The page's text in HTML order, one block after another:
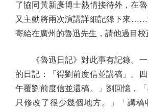
了協同黃新彥博士熱情接待外，在
又主動將兩次演講詳細記錄下來
寄給在廣州的魯迅先生，請他過目校
《魯迅日記》對此事有記錄。一
的日記：「得劉前度信並講稿」。
午覆劉前度信並還稿。」劉回憶，
只修改了很少幾個地方。」「講稿